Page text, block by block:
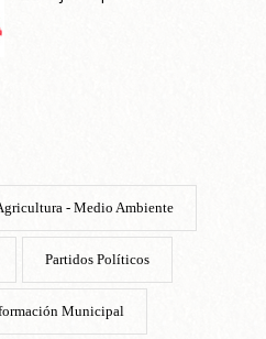
- Medio Ambiente
Partidos Políticos
Municipal